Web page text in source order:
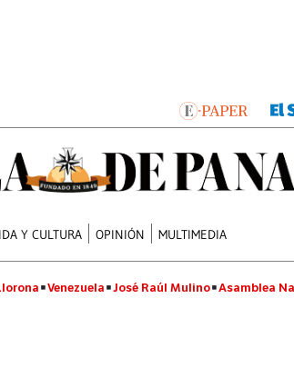
Y CULTURA OPINIÓN MULTIMEDIA
Venezuela José Raúl Mulino Asamblea